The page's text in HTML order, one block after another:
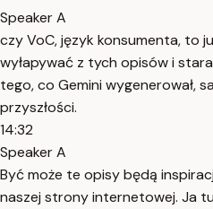
Speaker A
czy VoC, język konsumenta, to
wyłapywać z tych opisów i
tego, co Gemini wygenerował,
przyszłości.
14:32
Speaker A
Być może te opisy będą
naszej strony internetowej. Ja